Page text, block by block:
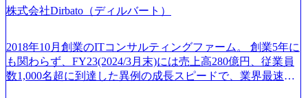
から”のコンサルの在り方 (https://www.businessinsider.jp/articl
を取得 (https://www.agara.co.jp/article/382811) シンプレクスと
Xspear Consultingが、東京都港区の行政手続き100%デジタル
化を支援 (https://www.afpbb.com/articles/-/3520247) 【未経験
の制度】 育児休暇： 対象：小学校1年修了時の3月31日まで
日2時間15分まで、始業・終業時刻の繰り上げ・繰り下げが
可能 子の看護休暇： 子1人につき5日まで取得でき、1時間
単位で取得することも可能 家族看護休暇： 5日まで取得で
成活躍させるためのナレッジシェアおよび丁寧なOJTを欠か
19:30～ 所要時間 : 約1時間 2026年8月13日(木) 16:00 ＼応募
意思不問・業界未経験歓迎！／ M&A承継機構のビジョンや
業務内容、実際の働き方について詳しくお伝えするオンラ
イン説明会を開催いたします。 M&A業界に興味があり、ま
株式会社Dirbato（ディルバート）
2018年10月創業のITコンサルティングファーム。 創業5年に
も関わらず、FY23(2024/3月末)には売上高280億円、従業員
数1,000名超に到達した異例の成長スピードで、業界最速と